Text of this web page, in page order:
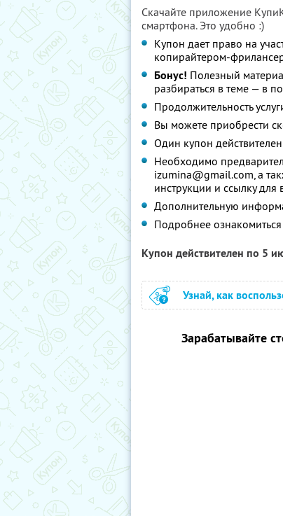
Скачайте приложение
смартфона. Это удобно :)
Купон дает право на
копирайтером-
Бонус! Полезный
разбираться в теме — в
Продолжительность
Вы можете приобрести
Один купон
Необходимо
izumina@gmail.com, а
инструкции и ссылку для
Дополнительную
Подробнее
Купон действителен по 5
Узнай, как
Зарабатывайте